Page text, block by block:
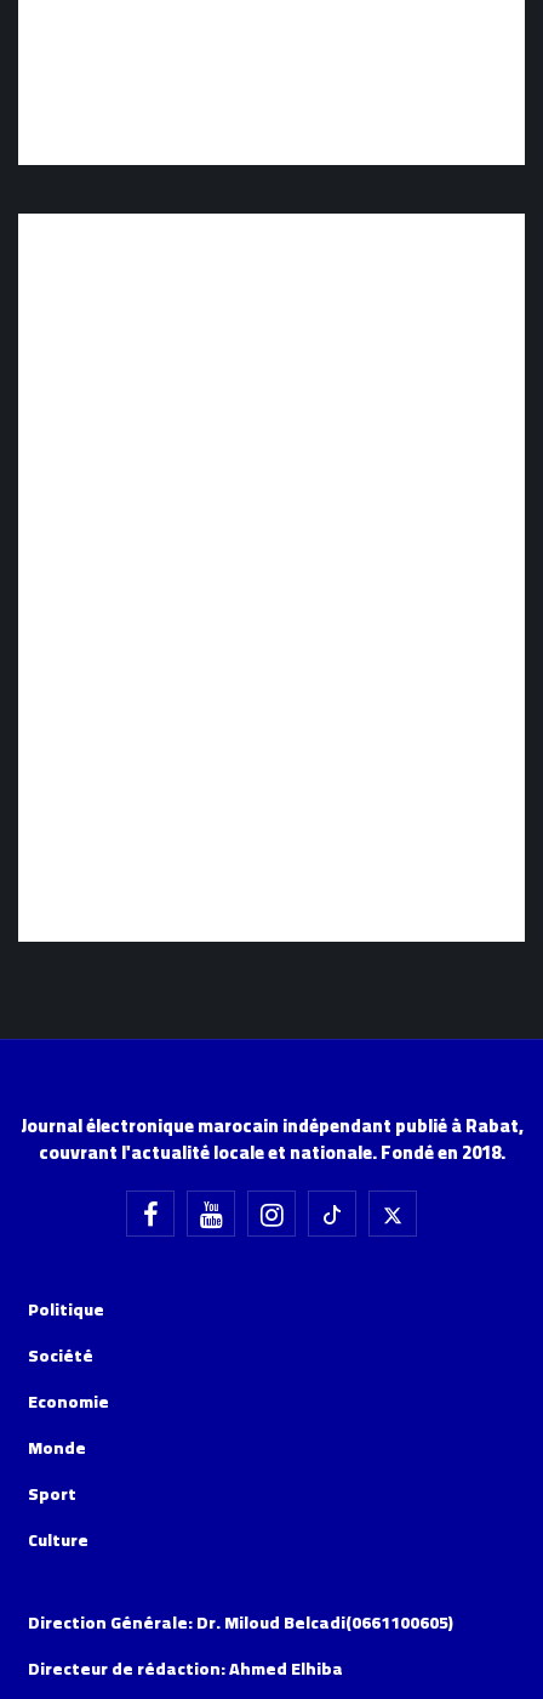
Journal électronique marocain indépendant publié à Rabat,
couvrant l'actualité locale et nationale. Fondé en 2018.
Politique
Société
Economie
Monde
Sport
Culture
Direction Générale: Dr. Miloud Belcadi(0661100605)
Directeur de rédaction: Ahmed Elhiba